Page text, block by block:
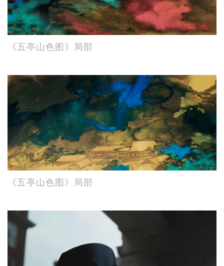
《五亭山色图》局部
《五亭山色图》局部